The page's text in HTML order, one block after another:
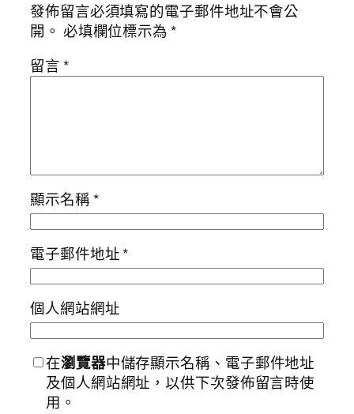
發佈留言必須填寫的電子郵件地址不會公
開。 必填欄位標示為*
留言*
顯示名稱*
電子郵件地址*
個人網站網址
在瀏覽器中儲存顯示名稱、電子郵件地址
及個人網站網址，以供下次發佈留言時使
用。